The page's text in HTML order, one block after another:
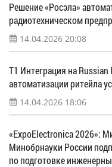
Решение «Росэла»
радиотехническом
14.04.2026 20:08
Т1 Интеграция на
автоматизации ритейла
14.04.2026 18:06
«ExpoElectronica 2026»:
Минобрнауки России
по подготовке